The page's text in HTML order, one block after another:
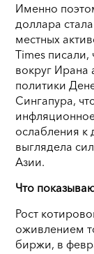
Именно
доллара
местных
Times
вокруг Ирана
политики
Сингапура,
ослабления к
выглядела
Азии.
Что
Рост
оживлением
биржи, в